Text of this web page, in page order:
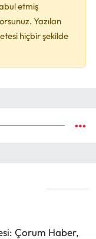
etmiş
Yazılan
hiçbir şekilde
Çorum Haber,